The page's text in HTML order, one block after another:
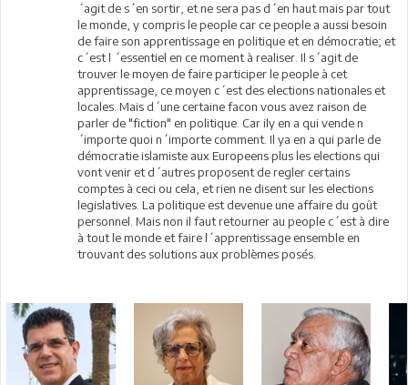
´agit de s´en sortir, et ne sera pas d´en haut mais par tout
le monde, y compris le people car ce people a aussi besoin
de faire son apprentissage en politique et en démocratie; et
c´est l ´essentiel en ce moment à realiser. Il s´agit de
trouver le moyen de faire participer le people à cet
apprentissage, ce moyen c´est des elections nationales et
locales. Mais d´une certaine facon vous avez raison de
parler de "fiction" en politique. Car ily en a qui vende n
´importe quoi n´importe comment. Il ya en a qui parle de
démocratie islamiste aux Europeens plus les elections qui
vont venir et d´autres proposent de regler certains
comptes à ceci ou cela, et rien ne disent sur les elections
legislatives. La politique est devenue une affaire du goût
personnel. Mais non il faut retourner au people c´est à dire
à tout le monde et faire l´apprentissage ensemble en
trouvant des solutions aux problèmes posés.